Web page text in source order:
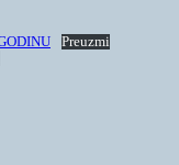
Preuzmi